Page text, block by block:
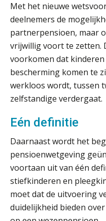
Met het nieuwe
deelnemers de
partnerpensioen, maar
vrijwillig voort te zetten.
voorkomen dat
bescherming komen te
werkloos wordt, tussen
zelfstandige verdergaat.
Eén definitie
Daarnaast wordt het
pensioenwetgeving
voortaan uit van één
stiefkinderen en
moet dat de uitvoering
duidelijkheid bieden